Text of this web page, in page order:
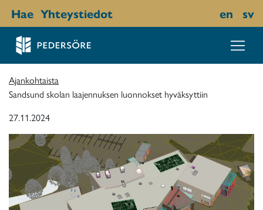
Hae Yhteystiedot en sv
Ajankohtaista
Sandsund skolan laajennuksen luonnokset hyväksyttiin
27.11.2024